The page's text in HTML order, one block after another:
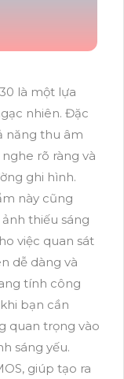
là một lựa
nhiên. Đặc
năng thu âm
rõ ràng và
ghi hình.
này cũng
thiếu sáng
việc quan sát
dễ dàng và
tính công
bạn cần
quan trọng vào
sáng yếu.
giúp tạo ra